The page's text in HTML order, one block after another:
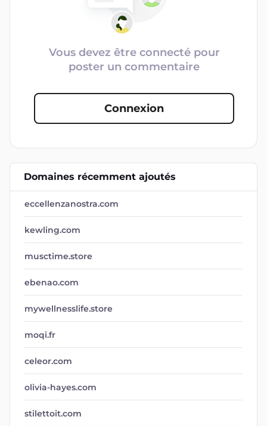
Vous devez être connecté pour
poster un commentaire
Connexion
Domaines récemment ajoutés
eccellenzanostra.com
kewling.com
musctime.store
ebenao.com
mywellnesslife.store
moqi.fr
celeor.com
olivia-hayes.com
stilettoit.com